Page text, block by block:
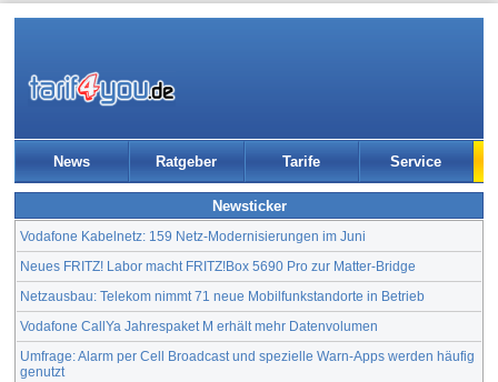
News Ratgeber Tarife Service
Newsticker
Vodafone Kabelnetz: 159 Netz-Modernisierungen im Juni
Neues FRITZ! Labor macht FRITZ!Box 5690 Pro zur Matter-Bridge
Netzausbau: Telekom nimmt 71 neue Mobilfunkstandorte in Betrieb
Vodafone CallYa Jahrespaket M erhält mehr Datenvolumen
Umfrage: Alarm per Cell Broadcast und spezielle Warn-Apps werden häufig
genutzt